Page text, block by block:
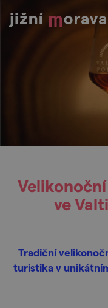
ve
Tradiční
turistika v